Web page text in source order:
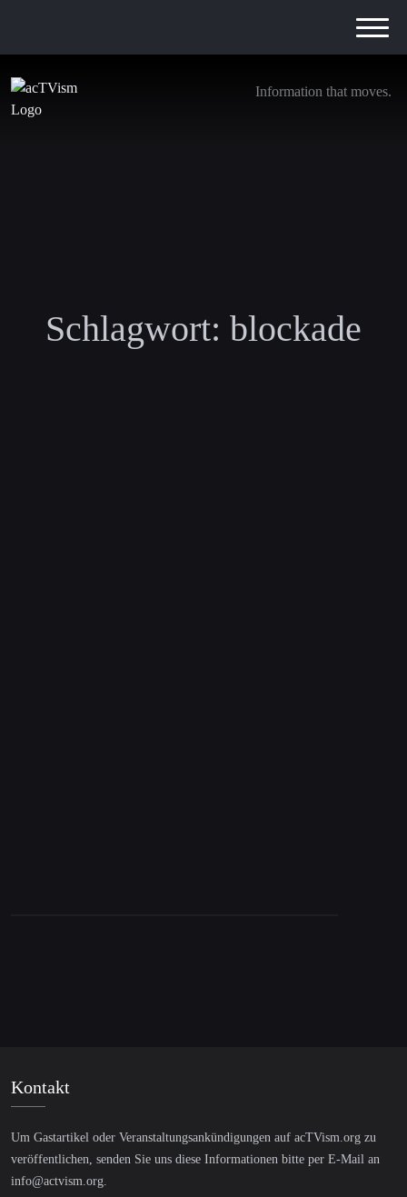
Information that moves.
Schlagwort: blockade
Kontakt
Um Gastartikel oder Veranstaltungsankündigungen auf acTVism.org zu
veröffentlichen, senden Sie uns diese Informationen bitte per E-Mail an
info@actvism.org.